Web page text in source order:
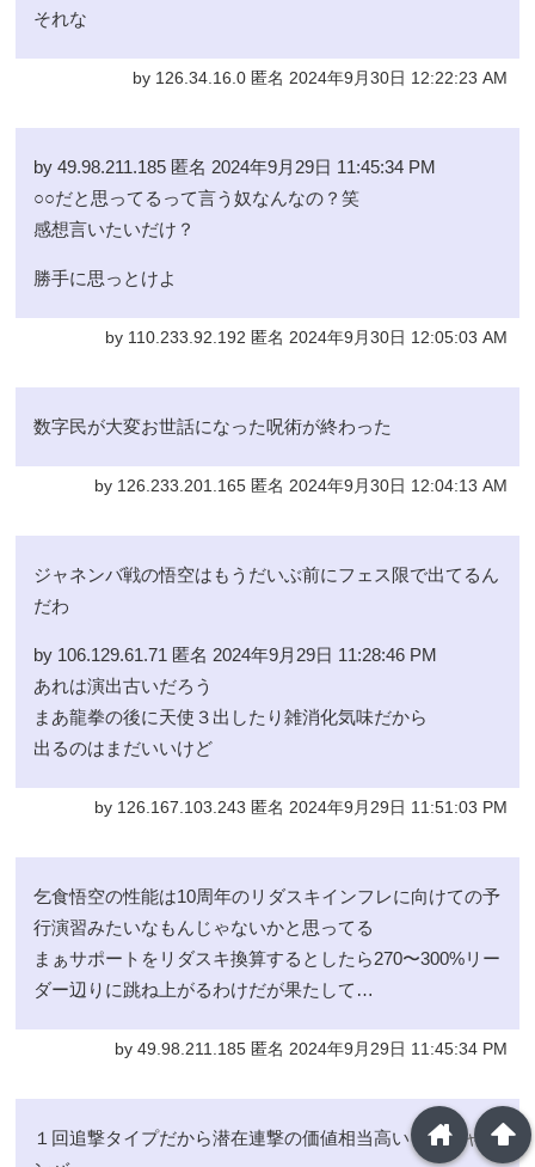
それな
by 126.34.16.0 匿名 2024年9月30日 12:22:23 AM
by 49.98.211.185 匿名 2024年9月29日 11:45:34 PM
○○だと思ってるって言う奴なんなの？笑
感想言いたいだけ？
勝手に思っとけよ
by 110.233.92.192 匿名 2024年9月30日 12:05:03 AM
数字民が大変お世話になった呪術が終わった
by 126.233.201.165 匿名 2024年9月30日 12:04:13 AM
ジャネンバ戦の悟空はもうだいぶ前にフェス限で出てるん
だわ
by 106.129.61.71 匿名 2024年9月29日 11:28:46 PM
あれは演出古いだろう
まあ龍拳の後に天使３出したり雑消化気味だから
出るのはまだいいけど
by 126.167.103.243 匿名 2024年9月29日 11:51:03 PM
乞食悟空の性能は10周年のリダスキインフレに向けての予
行演習みたいなもんじゃないかと思ってる
まぁサポートをリダスキ換算するとしたら270〜300%リー
ダー辺りに跳ね上がるわけだが果たして…
by 49.98.211.185 匿名 2024年9月29日 11:45:34 PM
１回追撃タイプだから潜在連撃の価値相当高いしなジャネarrowup
home